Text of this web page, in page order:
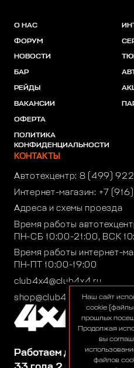
Работаем для вас:
О НАС
ФОРУМ
НОВОСТИ
БАР
РЕЙДЫ
ВАКАНСИИ
ОФЕРТА
ПОЛИТИКА
КОНФИДЕНЦИАЛЬНОСТИ
КОНТАКТЫ
Автотехцентр: 8 (499)
Интернет-магазин: +7
Адреса и схемы проезда
Время работы
ПН-СБ 10:00-21:00, ВСК
Время работы интернет-
ПН-ПТ 10:00-19:00
club4x4@club4x4.ru
shop@club4x4.ruНаш сайт
cookie
прошлых
Продолжая
вы
файлов